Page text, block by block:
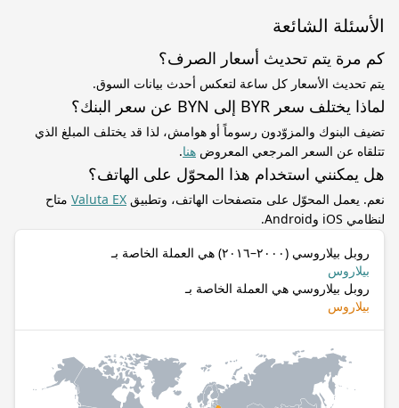
الأسئلة الشائعة
كم مرة يتم تحديث أسعار الصرف؟
يتم تحديث الأسعار كل ساعة لتعكس أحدث بيانات السوق.
لماذا يختلف سعر BYR إلى BYN عن سعر البنك؟
تضيف البنوك والمزوّدون رسوماً أو هوامش، لذا قد يختلف المبلغ الذي
تتلقاه عن السعر المرجعي المعروض هنا.
هل يمكنني استخدام هذا المحوّل على الهاتف؟
نعم. يعمل المحوّل على متصفحات الهاتف، وتطبيق Valuta EX متاح
لنظامي iOS وAndroid.
روبل بيلاروسي (٢٠٠٠–٢٠١٦) هي العملة الخاصة بـ
بيلاروس
روبل بيلاروسي هي العملة الخاصة بـ
بيلاروس